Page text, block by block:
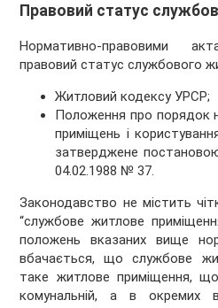
Правовий статус
Нормативно-правовими
правовий статус службового
Житловий кодексу УРСР;
Положення про порядок
приміщень і
затверджене
04.02.1988 № 37.
Законодавство не містить
“службове житлове
положень вказаних вище
вбачається, що службове
таке житлове приміщення,
комунальній, а в окремих